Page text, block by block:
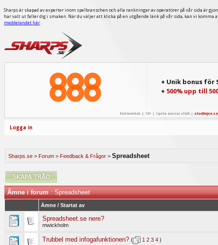
Sharps är skapad av experter inom spelbranschen och alla rankningar av operatörer på vår sida är
har valt ut faller dig i smaken. När du väljer att klicka på en utgående länk på vår sida, kan vi
meddelandet här.
+ Unik bonus för
+ 500% upp till
Reklamlänk | 18+ | Spela ansvarsfullt | stodlinjen.se
Logga in
Sharps.se > Forum > Feedback & Frågor > Spreadsheet
Ämne i forum: Spreadsheet
Ämne / Startat av
Spreadsheet.se nere?
mwickholm
Trubbel med infogafunktionen? ( 1 2 3 4 )